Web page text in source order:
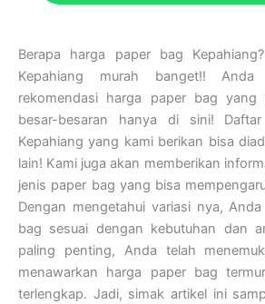
Berapa harga paper bag
Kepahiang murah banget!! Anda
rekomendasi harga paper bag
besar-besaran hanya di sini!
Kepahiang yang kami berikan bisa
lain! Kami juga akan memberikan
jenis paper bag yang bisa
Dengan mengetahui variasi nya,
bag sesuai dengan kebutuhan dan
paling penting, Anda telah
menawarkan harga paper bag
terlengkap. Jadi, simak artikel ini